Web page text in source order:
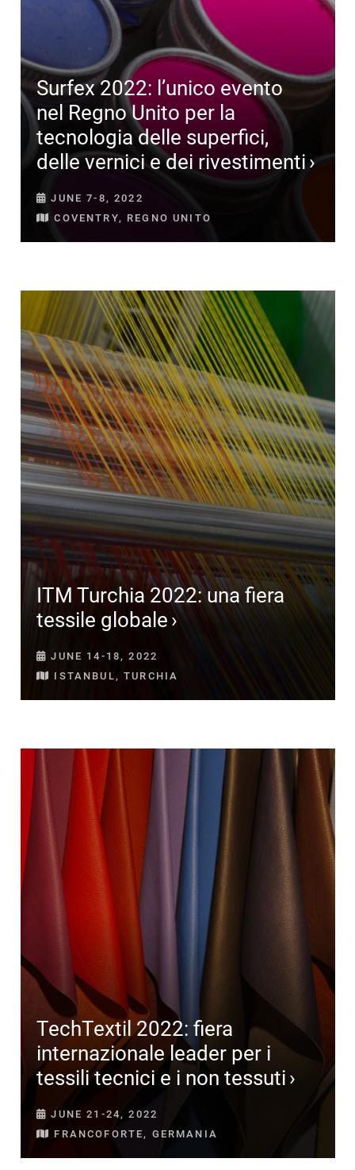
Surfex 2022: l’unico evento
nel Regno Unito per la
tecnologia delle superfici,
delle vernici e dei rivestimenti
JUNE 7-8, 2022
COVENTRY, REGNO UNITO
ITM Turchia 2022: una fiera
tessile globale
JUNE 14-18, 2022
ISTANBUL, TURCHIA
TechTextil 2022: fiera
internazionale leader per i
tessili tecnici e i non tessuti
JUNE 21-24, 2022
FRANCOFORTE, GERMANIA